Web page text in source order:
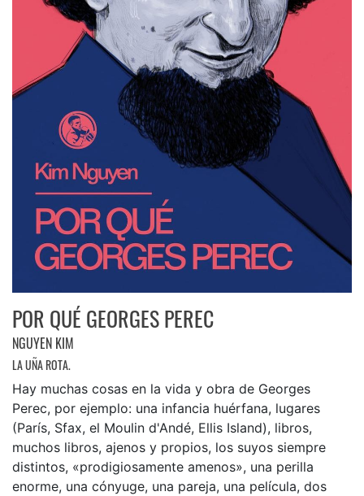
POR QUÉ GEORGES PEREC
NGUYEN KIM
LA UÑA ROTA.
Hay muchas cosas en la vida y obra de Georges
Perec, por ejemplo: una infancia huérfana, lugares
(París, Sfax, el Moulin d'Andé, Ellis Island), libros,
muchos libros, ajenos y propios, los suyos siempre
distintos, «prodigiosamente amenos», una perilla
enorme, una cónyuge, una pareja, una película, dos